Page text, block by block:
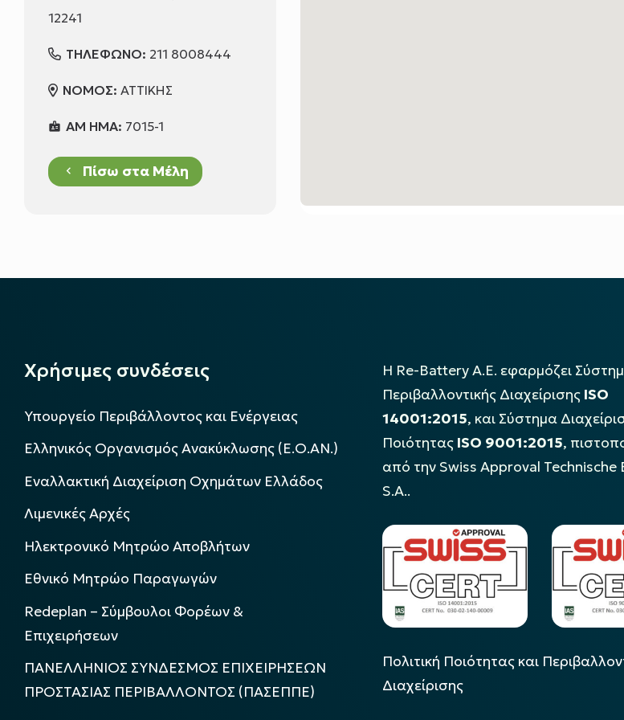
12241
ΤΗΛΕΦΩΝΟ: 211 8008444
ΝΟΜΟΣ:ΑΤΤΙΚΗΣ
badge ΑΜ ΗΜΑ: 7015-1
keyboard_arrow_left Πίσω στα Μέλη
Χρήσιμες συνδέσεις
Υπουργείο Περιβάλλοντος και Ενέργειας
Ελληνικός Οργανισμός Ανακύκλωσης (Ε.Ο.ΑΝ.)
Εναλλακτική Διαχείριση Οχημάτων Ελλάδος
Λιμενικές Αρχές
Ηλεκτρονικό Μητρώο Αποβλήτων
Εθνικό Μητρώο Παραγωγών
Redeplan – Σύμβουλοι Φορέων &
Επιχειρήσεων
ΠΑΝΕΛΛΗΝΙΟΣ ΣΥΝΔΕΣΜΟΣ ΕΠΙΧΕΙΡΗΣΕΩΝ
ΠΡΟΣΤΑΣΙΑΣ ΠΕΡΙΒΑΛΛΟΝΤΟΣ (ΠΑΣΕΠΠΕ)
Η Re-Battery Α.Ε. εφαρμόζει
Περιβαλλοντικής Διαχείρισης ISO
14001:2015, και Σύστημα
Ποιότητας ISO 9001:2015,
από την Swiss Approval Technische
S.A..
Πολιτική Ποιότητας και
Διαχείρισης